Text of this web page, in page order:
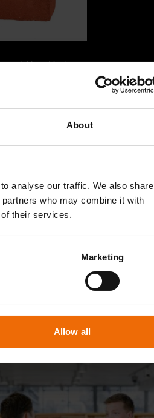
About
analyse our traffic. We also share
who may combine it with
their services.
Marketing
Allow all
met New Horizon.
CicloBrick
gebouw